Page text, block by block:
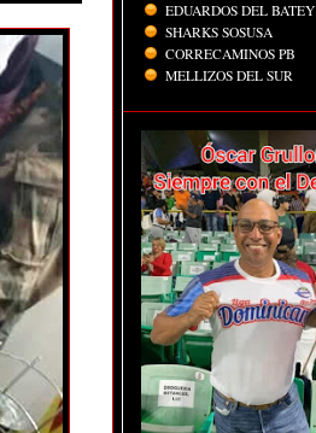
EDUARDOS DEL BATEY
SHARKS SOSUSA
CORRECAMINOS PB
MELLIZOS DEL SUR